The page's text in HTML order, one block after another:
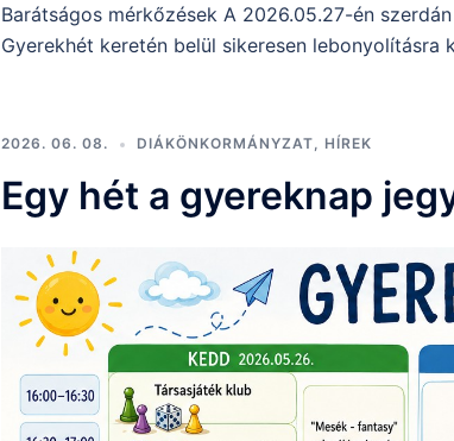
Barátságos mérkőzések A 2026.05.27-én
Gyerekhét keretén belül sikeresen
2026. 06. 08. DIÁKÖNKORMÁNYZAT HÍREK
Egy hét a gyereknap